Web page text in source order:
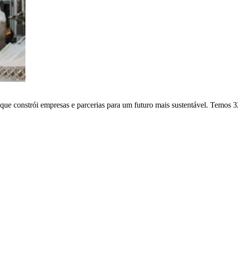
constrói empresas e parcerias para um futuro mais sustentável. Temos